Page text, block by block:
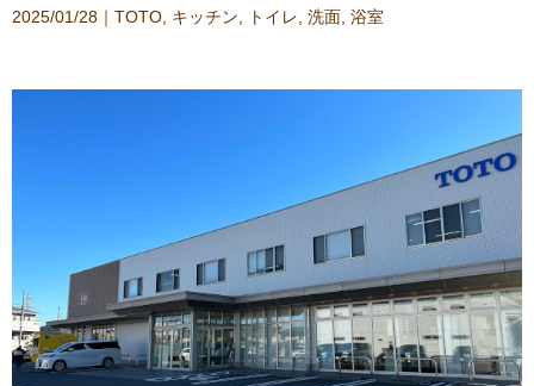
2025/01/28｜ TOTO キッチン トイレ 洗面 浴室